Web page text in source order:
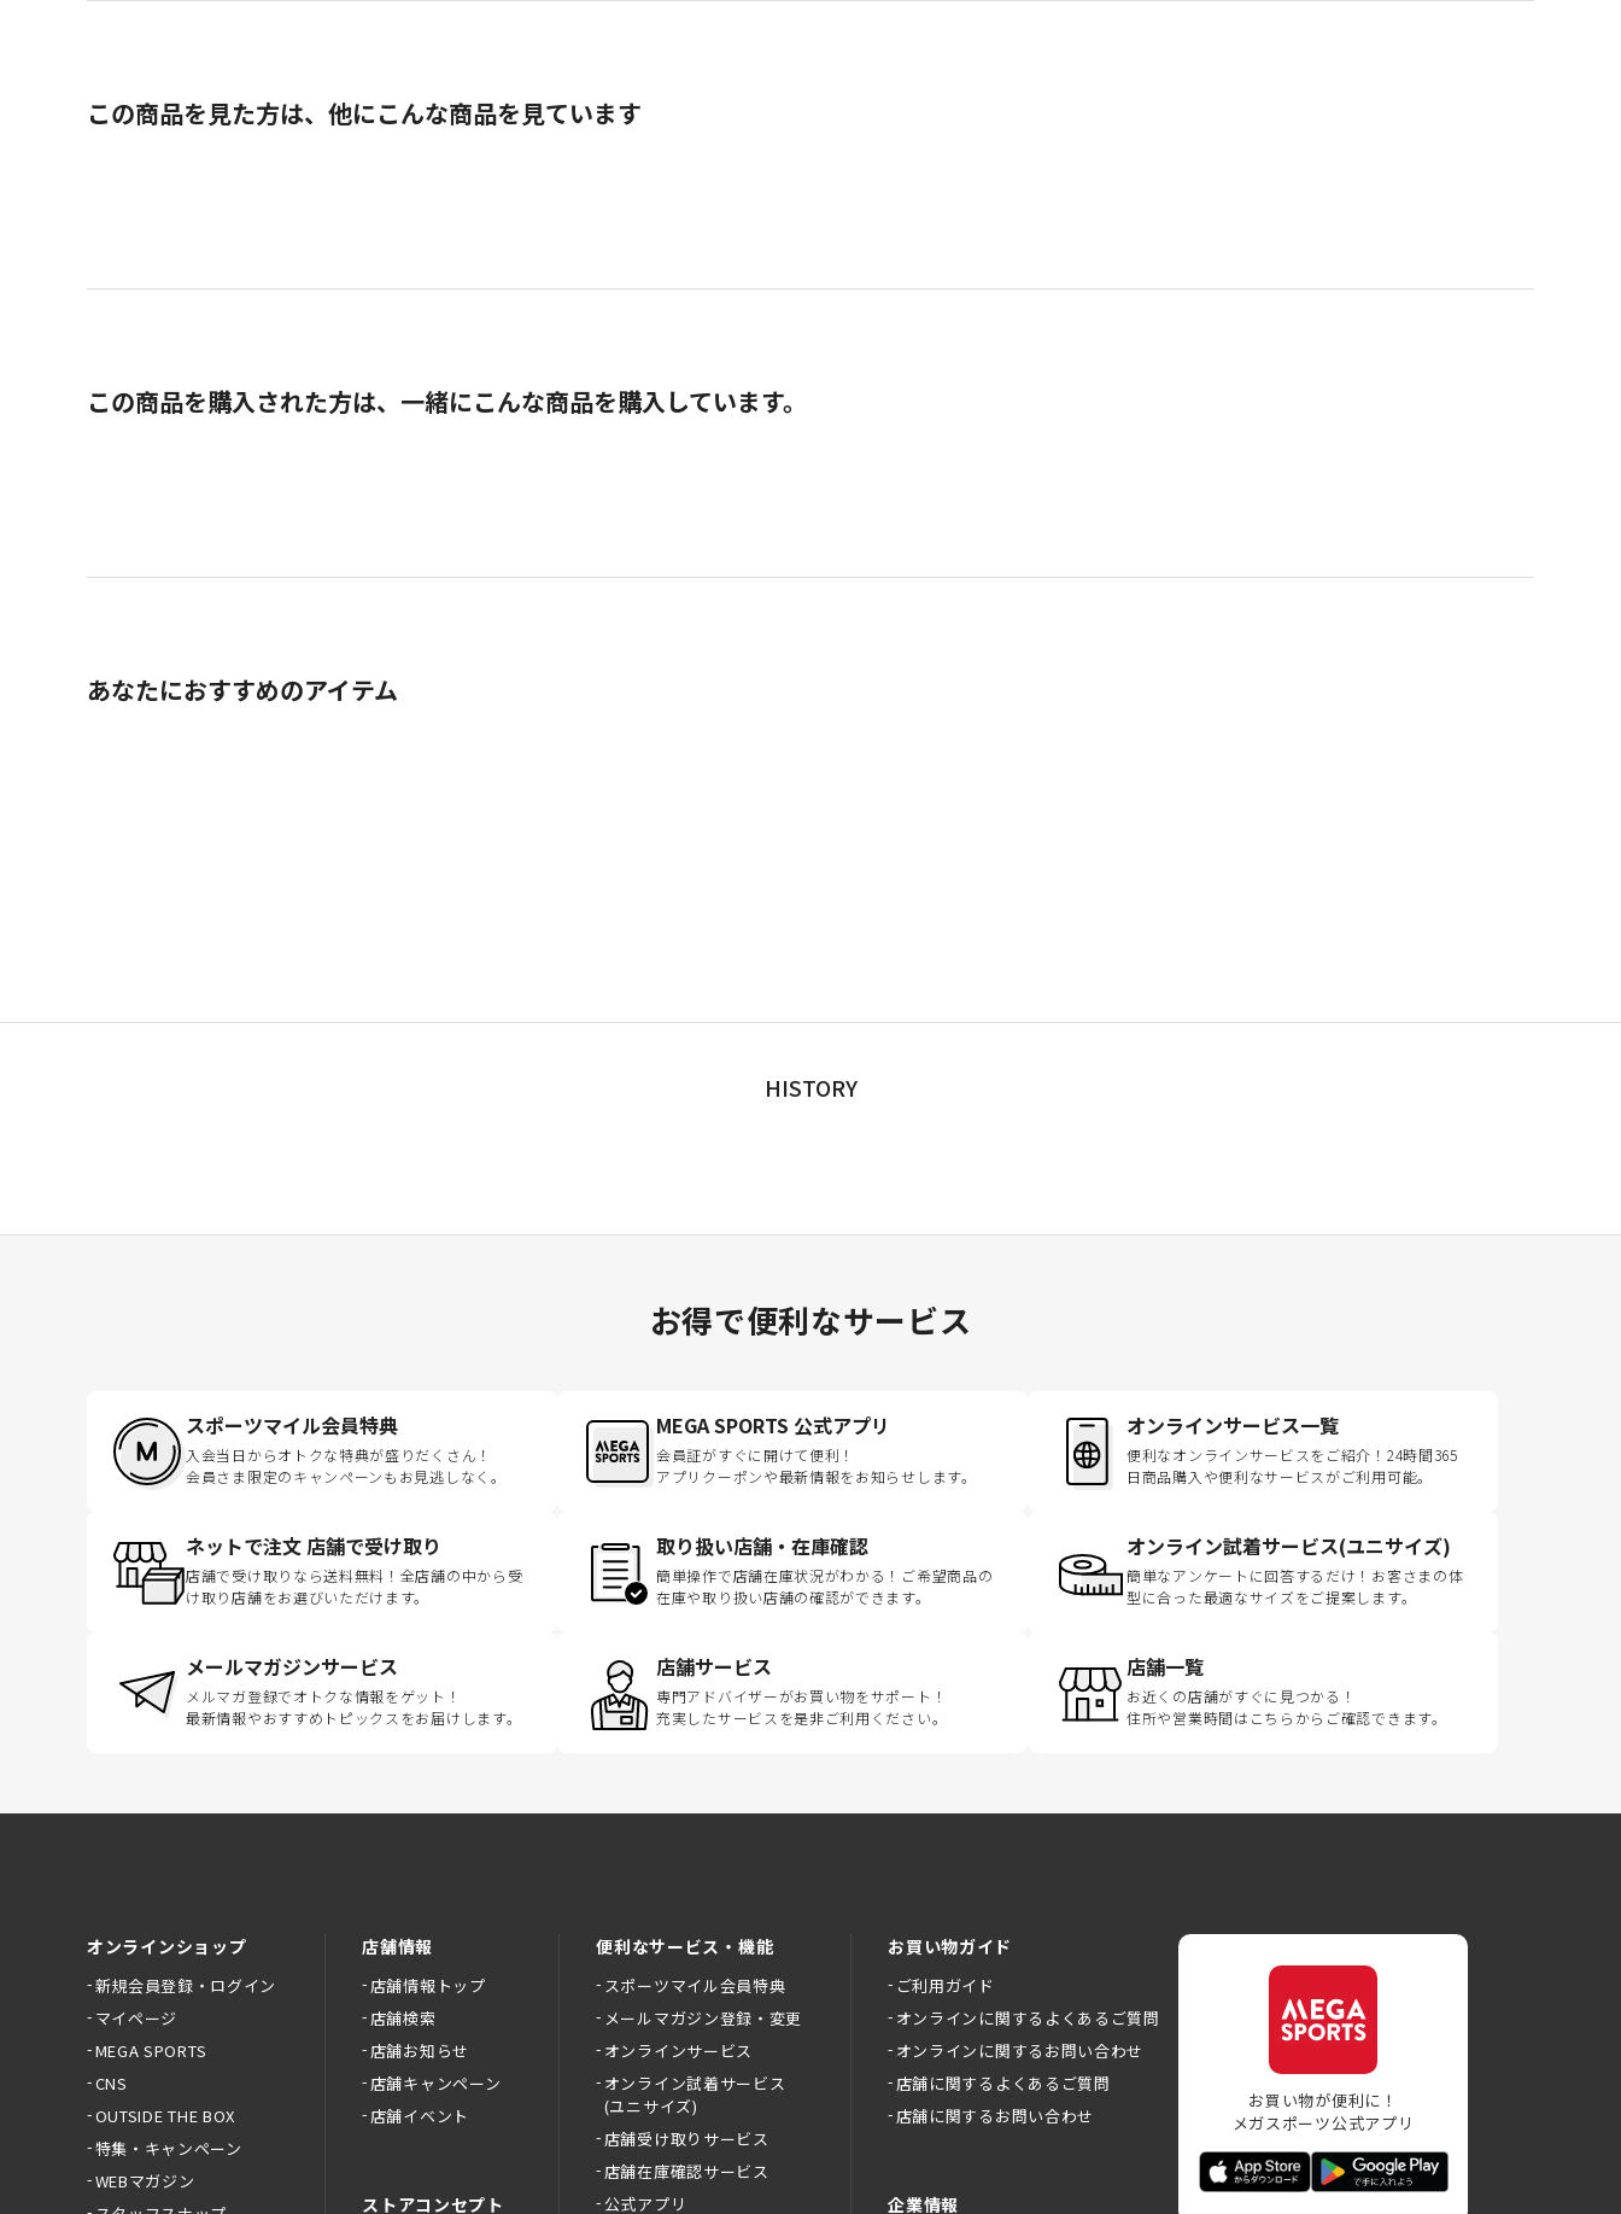
この商品を見た方は、他にこんな商品を見ています
この商品を購入された方は、一緒にこんな商品を購入しています。
あなたにおすすめのアイテム
HISTORY
お得で便利なサービス
スポーツマイル会員特典
入会当日からオトクな特典が盛りだくさん！
会員さま限定のキャンペーンもお見逃しなく。
MEGA SPORTS 公式アプリ
会員証がすぐに開けて便利！
アプリクーポンや最新情報をお知らせします。
オンラインサービス一覧
便利なオンラインサービスをご紹介！24時間365
日商品購入や便利なサービスがご利用可能。
ネットで注文 店舗で受け取り
店舗で受け取りなら送料無料！全店舗の中から受
け取り店舗をお選びいただけます。
取り扱い店舗・在庫確認
簡単操作で店舗在庫状況がわかる！ご希望商品の
在庫や取り扱い店舗の確認ができます。
オンライン試着サービス(ユニサイズ)
簡単なアンケートに回答するだけ！お客さまの体
型に合った最適なサイズをご提案します。
メールマガジンサービス
メルマガ登録でオトクな情報をゲット！
最新情報やおすすめトピックスをお届けします。
店舗サービス
専門アドバイザーがお買い物をサポート！
充実したサービスを是非ご利用ください。
店舗一覧
お近くの店舗がすぐに見つかる！
住所や営業時間はこちらからご確認できます。
オンラインショップ
新規会員登録・ログイン
マイページ
MEGA SPORTS
CNS
OUTSIDE THE BOX
特集・キャンペーン
WEBマガジン
店舗情報
店舗情報トップ
店舗検索
店舗お知らせ
店舗キャンペーン
店舗イベント
ストアコンセプト
便利なサービス・機能
スポーツマイル会員特典
メールマガジン登録・変更
オンラインサービス
オンライン試着サービス
(ユニサイズ)
店舗受け取りサービス
店舗在庫確認サービス
公式アプリ
お買い物ガイド
ご利用ガイド
オンラインに関するよくあるご質問
オンラインに関するお問い合わせ
店舗に関するよくあるご質問
店舗に関するお問い合わせ
企業情報
お買い物が便利に！
メガスポーツ公式アプリ